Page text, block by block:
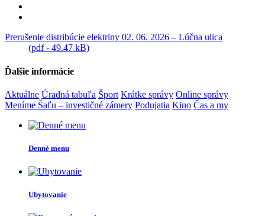
Prerušenie distribúcie elektriny 02. 06. 2026 – Lúčna ulica
(pdf - 49.47 kB)
Ďalšie informácie
Aktuálne Úradná tabuľa Šport Krátke správy Online správy
Meníme Šaľu – investičné zámery Podujatia Kino Čas a my
Denné menu
Ubytovanie